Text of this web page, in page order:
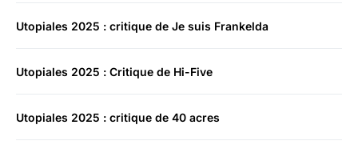
Utopiales 2025 : critique de Je suis Frankelda
Utopiales 2025 : Critique de Hi-Five
Utopiales 2025 : critique de 40 acres